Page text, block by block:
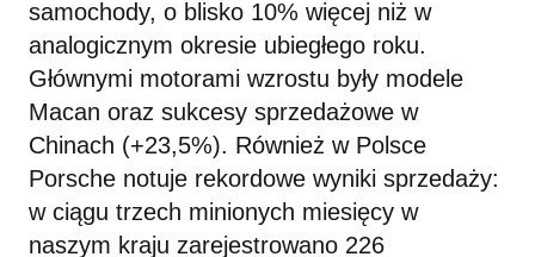
samochody, o blisko 10% więcej niż w
analogicznym okresie ubiegłego roku.
Głównymi motorami wzrostu były modele
Macan oraz sukcesy sprzedażowe w
Chinach (+23,5%). Również w Polsce
Porsche notuje rekordowe wyniki sprzedaży:
w ciągu trzech minionych miesięcy w
naszym kraju zarejestrowano 226